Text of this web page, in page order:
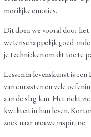
moeilijke emoties.
Dit doen we vooral door
wetenschappelijk goed
je technieken om dit toe te
Lessen in levenskunst is
van cursisten en vele
aan de slag kan. Het richt
kwaliteit in hun leven.
zoek naar nieuwe inspiratie.